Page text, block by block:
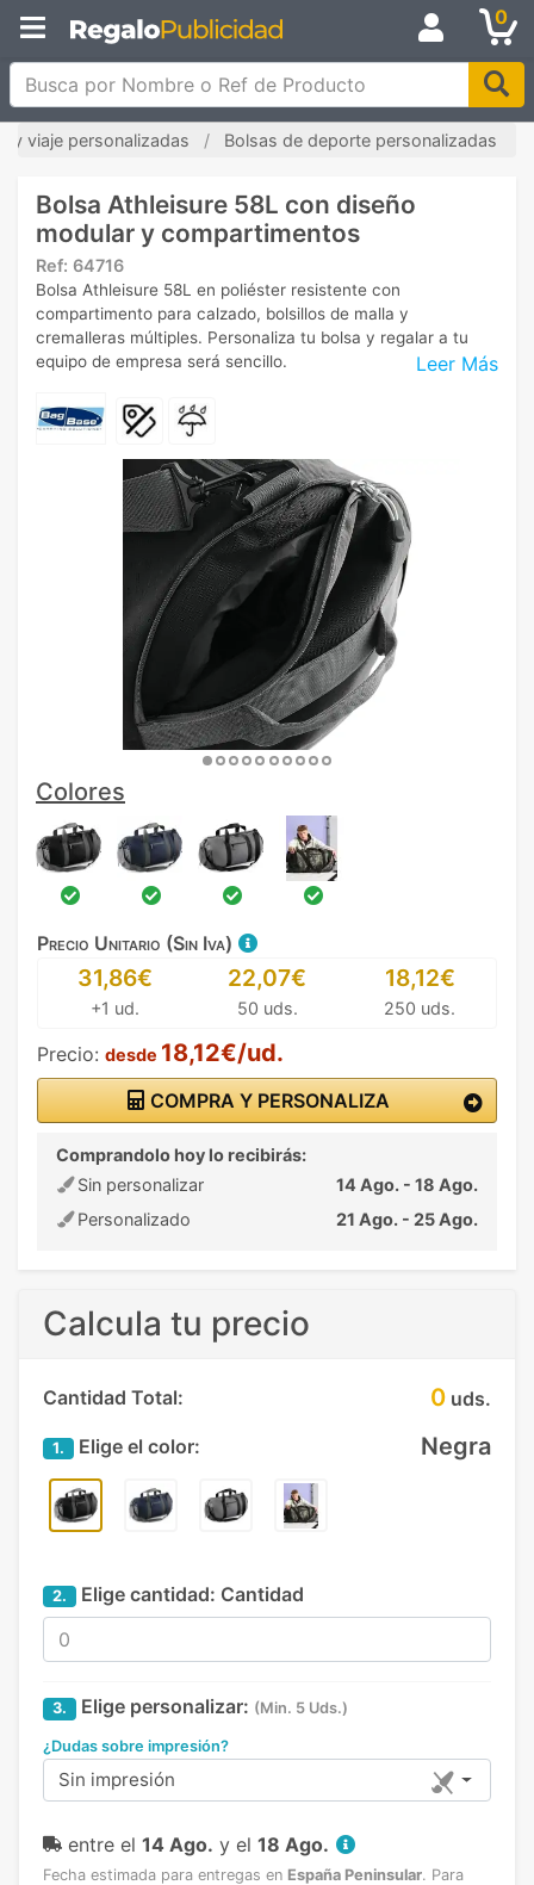
0
Busca por Nombre o Ref de Producto
y viaje personalizadas Bolsas de deporte personalizadas
Bolsa Athleisure 58L con diseño
modular y compartimentos
Ref: 64716
Leer Más
Bolsa Athleisure 58L en poliéster resistente con
compartimento para calzado, bolsillos de malla y
cremalleras múltiples. Personaliza tu bolsa y regalar a tu
equipo de empresa será sencillo.
Colores
Precio Unitario (Sin Iva)
31,86€
+1 ud.
22,07€
50 uds.
18,12€
250 uds.
Precio: desde 18,12€/ud.
COMPRA Y PERSONALIZA
Comprandolo hoy lo recibirás:
Sin personalizar
14 Ago. - 18 Ago.
Personalizado
21 Ago. - 25 Ago.
Calcula tu precio
Cantidad Total: 0 uds.
1. Elige el color: Negra
2. Elige cantidad: Cantidad
3. Elige personalizar: (Min. 5 Uds.)
¿Dudas sobre impresión?
Sin impresión
entre el 14 Ago. y el 18 Ago.
Fecha estimada para entregas en España Peninsular. Para